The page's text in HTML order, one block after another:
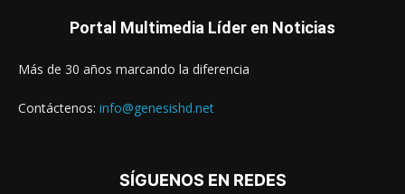
Portal Multimedia Líder en Noticias
Más de 30 años marcando la diferencia
Contáctenos: info@genesishd.net
SÍGUENOS EN REDES